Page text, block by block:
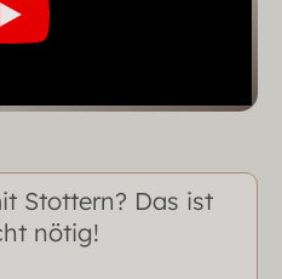
Stottern? Das ist
nötig!